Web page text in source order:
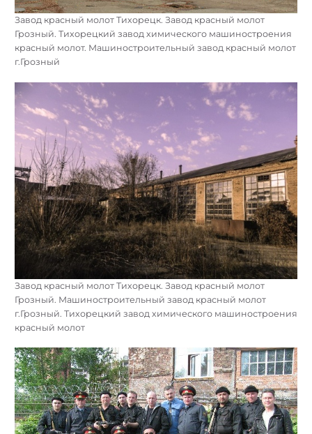
Завод красный молот Тихорецк. Завод красный молот
Грозный. Тихорецкий завод химического машиностроения
красный молот. Машиностроительный завод красный молот
г.Грозный
Завод красный молот Тихорецк. Завод красный молот
Грозный. Машиностроительный завод красный молот
г.Грозный. Тихорецкий завод химического машиностроения
красный молот